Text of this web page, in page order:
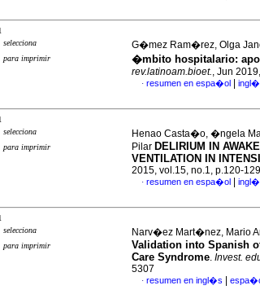
selecciona
para imprimir
G�mez Ram�rez, Olga
�mbito hospitalario:
rev.latinoam.bioet., Jun
· resumen en espa�ol
selecciona
para imprimir
Henao Casta�o, �ngela
Pilar DELIRIUM IN
VENTILATION IN
2015, vol.15, no.1, p.120-
· resumen en espa�ol
selecciona
para imprimir
Narv�ez Mart�nez, Mario
Validation into Spanish
Care Syndrome. Invest.
5307
· resumen en ingl�s